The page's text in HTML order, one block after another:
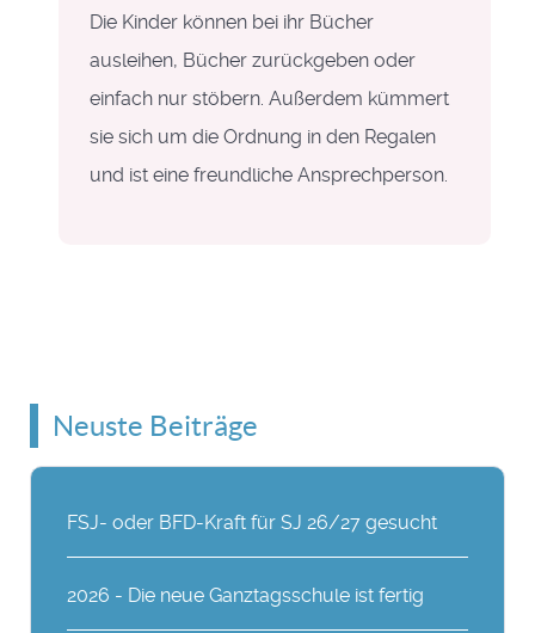
Die Kinder können bei ihr Bücher
ausleihen, Bücher zurückgeben oder
einfach nur stöbern. Außerdem kümmert
sie sich um die Ordnung in den Regalen
und ist eine freundliche Ansprechperson.
Neuste Beiträge
FSJ- oder BFD-Kraft für SJ 26/27 gesucht
2026 - Die neue Ganztagsschule ist fertig